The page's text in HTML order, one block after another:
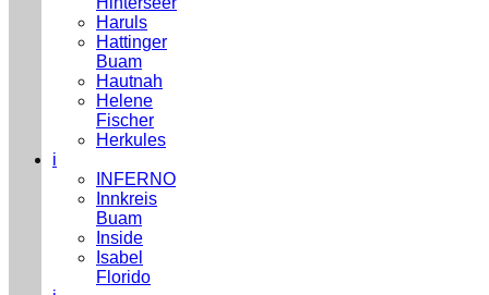
Haruls
Hattinger
Buam
Hautnah
Helene
Fischer
Herkules
i
INFERNO
Innkreis
Buam
Inside
Isabel
Florido